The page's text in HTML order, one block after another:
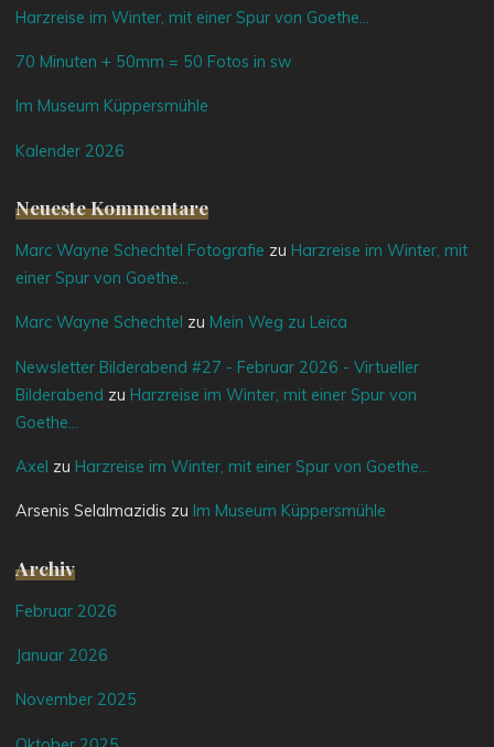
Harzreise im Winter, mit einer Spur von Goethe…
70 Minuten + 50mm = 50 Fotos in sw
Im Museum Küppersmühle
Kalender 2026
Neueste Kommentare
Marc Wayne Schechtel Fotografie zu Harzreise im Winter, mit
einer Spur von Goethe…
Marc Wayne Schechtel zu Mein Weg zu Leica
Newsletter Bilderabend #27 - Februar 2026 - Virtueller
Bilderabend zu Harzreise im Winter, mit einer Spur von
Goethe…
Axel zu Harzreise im Winter, mit einer Spur von Goethe…
Arsenis Selalmazidis zu Im Museum Küppersmühle
Archiv
Februar 2026
Januar 2026
November 2025